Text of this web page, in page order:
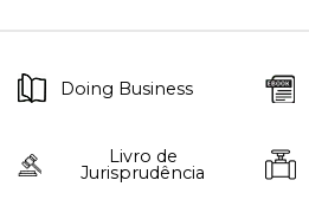
Doing Business
Livro de
Jurisprudência